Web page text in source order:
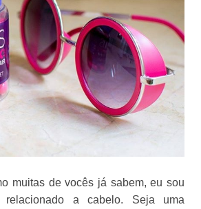
muitas de vocês já sabem, eu sou
a cabelo. Seja uma